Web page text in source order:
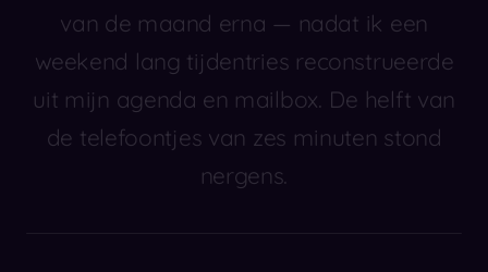
van de maand erna — nadat ik een
weekend lang tijdentries reconstrueerde
uit mijn agenda en mailbox. De helft van
de telefoontjes van zes minuten stond
nergens.